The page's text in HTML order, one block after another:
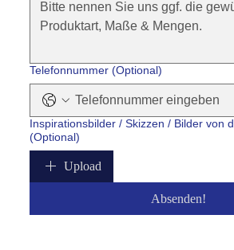
Telefonnummer (Optional)
Inspirationsbilder / Skizzen / Bilder von
(Optional)
Upload
Absenden!